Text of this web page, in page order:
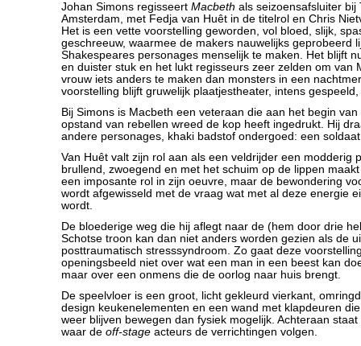
Johan Simons regisseert Macbeth als seizoensafsluiter bij
Amsterdam, met Fedja van Huêt in de titelrol en Chris
Het is een vette voorstelling geworden, vol bloed, slijk,
geschreeuw, waarmee de makers nauwelijks geprobeerd
Shakespeares personages menselijk te maken. Het blijft
en duister stuk en het lukt regisseurs zeer zelden om van
vrouw iets anders te maken dan monsters in een
voorstelling blijft gruwelijk plaatjestheater, intens
Bij Simons is Macbeth een veteraan die aan het begin
opstand van rebellen wreed de kop heeft ingedrukt. Hij
andere personages, khaki badstof ondergoed: een
Van Huêt valt zijn rol aan als een veldrijder een modderig
brullend, zwoegend en met het schuim op de lippen
een imposante rol in zijn oeuvre, maar de bewondering
wordt afgewisseld met de vraag wat met al deze energie
wordt.
De bloederige weg die hij aflegt naar de (hem door drie
Schotse troon kan dan niet anders worden gezien als de
posttraumatisch stresssyndroom. Zo gaat deze
openingsbeeld niet over wat een man in een beest kan
maar over een onmens die de oorlog naar huis brengt.
De speelvloer is een groot, licht gekleurd vierkant,
design keukenelementen en een wand met klapdeuren
weer blijven bewegen dan fysiek mogelijk. Achteraan
waar de off-stage acteurs de verrichtingen volgen.